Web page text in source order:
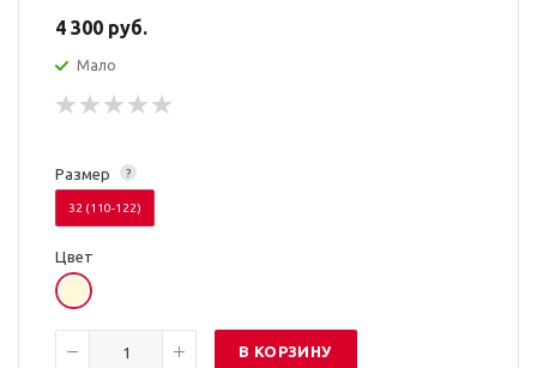
4 300 руб.
Мало
?
Размер
32 (110-122)
Цвет
В КОРЗИНУ